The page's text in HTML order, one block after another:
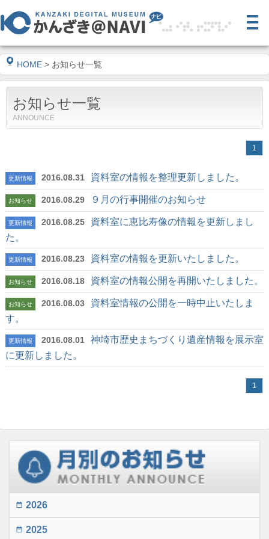
HOME > お知らせ一覧
お知らせ一覧
ANNOUNCE
1
更新情報 2016.08.31 資料室の情報を整理更新しました。
お知らせ 2016.08.29 ９月の行事開催のお知らせ
更新情報 2016.08.25
資料室に恵比寿像の情報を更新しまし
た。
更新情報 2016.08.23 資料室の情報を更新いたしました。
お知らせ 2016.08.18 資料室の情報公開を再開いたしました。
お知らせ 2016.08.03
資料室情報の公開を一時中止いたしま
す。
更新情報 2016.08.01
神埼市歴史まちづくり遺産情報を展示室
に更新しました。
1
date_range 2026
date_range 2025